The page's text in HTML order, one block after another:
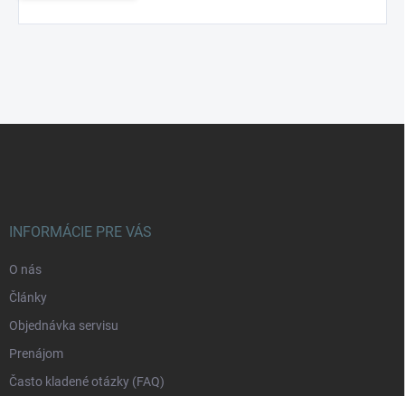
INFORMÁCIE PRE VÁS
O nás
Články
Objednávka servisu
Prenájom
Často kladené otázky (FAQ)